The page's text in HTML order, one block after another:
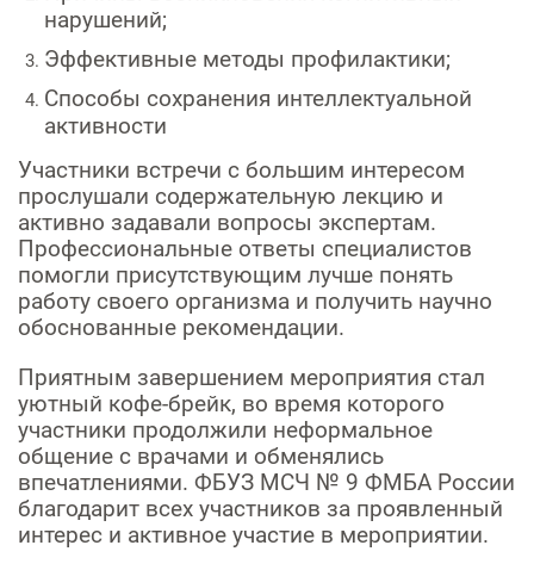
нарушений;
Эффективные методы профилактики;
Способы сохранения интеллектуальной
активности
Участники встречи с большим интересом
прослушали содержательную лекцию и
активно задавали вопросы экспертам.
Профессиональные ответы специалистов
помогли присутствующим лучше понять
работу своего организма и получить научно
обоснованные рекомендации.
Приятным завершением мероприятия стал
уютный кофе-брейк, во время которого
участники продолжили неформальное
общение с врачами и обменялись
впечатлениями. ФБУЗ МСЧ № 9 ФМБА России
благодарит всех участников за проявленный
интерес и активное участие в мероприятии.